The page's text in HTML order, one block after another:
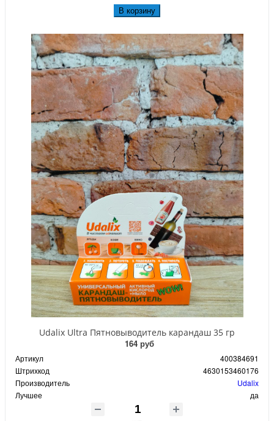
В корзину
Udalix Ultra Пятновыводитель карандаш 35 гр
164 руб
Артикул
400384691
Штрихкод
4630153460176
Производитель
Udalix
Лучшее
да